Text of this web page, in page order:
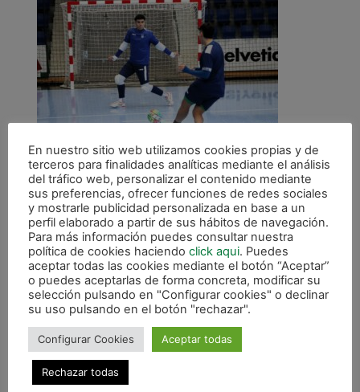
ANTERIOR
Osasuna Magna busca dar ante Cartagena el paso definitivo para estar en la Copa
CALENDARIO DE LIGA
En nuestro sitio web utilizamos cookies propias y de
terceros para finalidades analíticas mediante el análisis
del tráfico web, personalizar el contenido mediante
sus preferencias, ofrecer funciones de redes sociales
y mostrarle publicidad personalizada en base a un
perfil elaborado a partir de sus hábitos de navegación.
Para más información puedes consultar nuestra
política de cookies haciendo click aqui. Puedes
aceptar todas las cookies mediante el botón “Aceptar”
o puedes aceptarlas de forma concreta, modificar su
selección pulsando en "Configurar cookies" o declinar
su uso pulsando en el botón "rechazar".
Configurar Cookies Aceptar todas
Rechazar todas